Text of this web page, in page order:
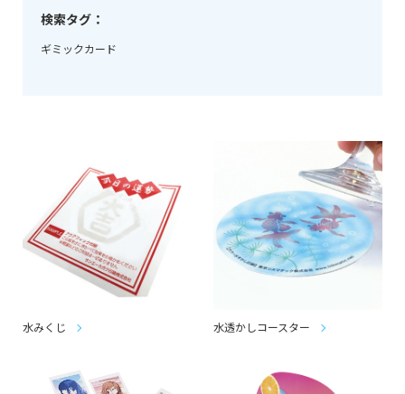
検索タグ：
ギミックカード
水みくじ 水透かしコースター